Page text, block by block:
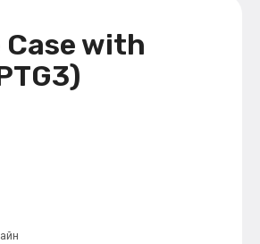
Case with